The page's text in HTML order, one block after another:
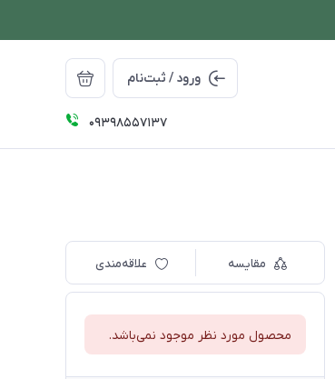
ورود / ثبت‌نام
09398557137
مقایسه علاقه‌مندی
محصول مورد نظر موجود نمی‌باشد.